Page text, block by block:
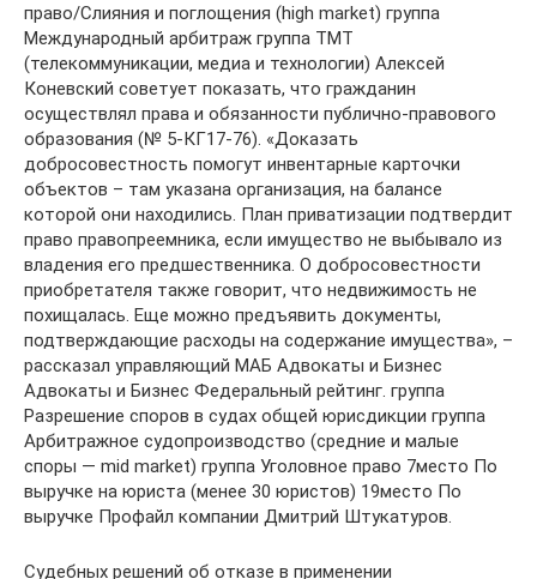
право/Слияния и поглощения (high market) группа
Международный арбитраж группа ТМТ
(телекоммуникации, медиа и технологии) Алексей
Коневский советует показать, что гражданин
осуществлял права и обязанности публично-правового
образования (№ 5-КГ17-76). «Доказать
добросовестность помогут инвентарные карточки
объектов – там указана организация, на балансе
которой они находились. План приватизации подтвердит
право правопреемника, если имущество не выбывало из
владения его предшественника. О добросовестности
приобретателя также говорит, что недвижимость не
похищалась. Еще можно предъявить документы,
подтверждающие расходы на содержание имущества», –
рассказал управляющий МАБ Адвокаты и Бизнес
Адвокаты и Бизнес Федеральный рейтинг. группа
Разрешение споров в судах общей юрисдикции группа
Арбитражное судопроизводство (средние и малые
споры — mid market) группа Уголовное право 7место По
выручке на юриста (менее 30 юристов) 19место По
выручке Профайл компании Дмитрий Штукатуров.
Судебных решений об отказе в применении